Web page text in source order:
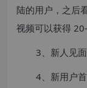
陆的用户，之后
视频可以获得
3、新人见
4、新用户